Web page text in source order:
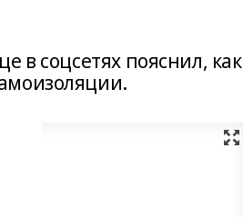
в соцсетях пояснил, как